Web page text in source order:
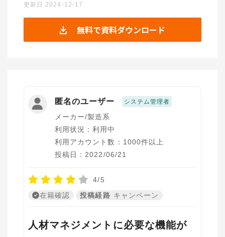
BOXILの使い方ガイド 情報掲載をご希望の方へ
更新日 2024-12-17
無料で資料ダウンロード
匿名のユーザー システム管理者
メーカー/製造系
利用状況：利用中
利用アカウント数：1000件以上
投稿日：2022/06/21
4/5
在籍確認
投稿経路 キャンペーン
人材マネジメントに必要な機能が